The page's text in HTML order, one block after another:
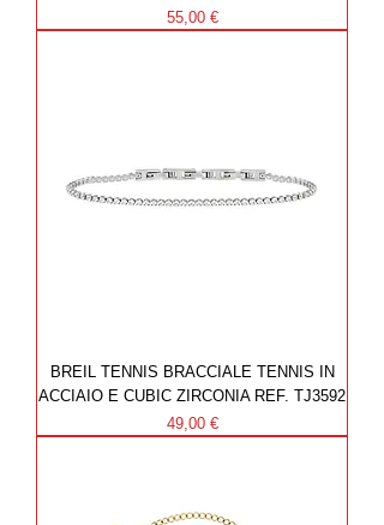
Prezzo
55,00 €
BREIL TENNIS BRACCIALE TENNIS IN
ACCIAIO E CUBIC ZIRCONIA REF. TJ3592
Prezzo
49,00 €